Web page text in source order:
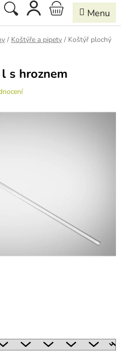
Hledat
NÁKUPNÍ
KOŠÍK
/ Koštýře a pipety / Koštýř plochý
s hroznem